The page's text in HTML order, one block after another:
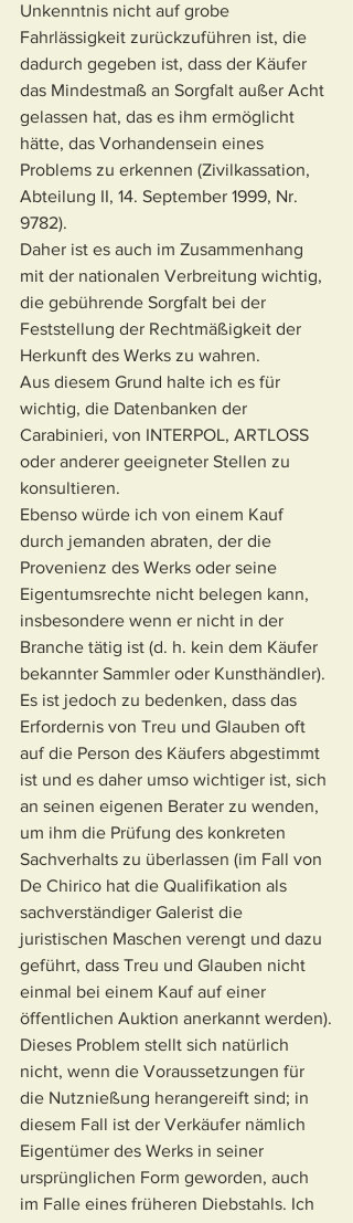
Unkenntnis nicht auf grobe
Fahrlässigkeit zurückzuführen ist, die
dadurch gegeben ist, dass der Käufer
das Mindestmaß an Sorgfalt außer Acht
gelassen hat, das es ihm ermöglicht
hätte, das Vorhandensein eines
Problems zu erkennen (Zivilkassation,
Abteilung II, 14. September 1999, Nr.
9782).
Daher ist es auch im Zusammenhang
mit der nationalen Verbreitung wichtig,
die gebührende Sorgfalt bei der
Feststellung der Rechtmäßigkeit der
Herkunft des Werks zu wahren.
Aus diesem Grund halte ich es für
wichtig, die Datenbanken der
Carabinieri, von INTERPOL, ARTLOSS
oder anderer geeigneter Stellen zu
konsultieren.
Ebenso würde ich von einem Kauf
durch jemanden abraten, der die
Provenienz des Werks oder seine
Eigentumsrechte nicht belegen kann,
insbesondere wenn er nicht in der
Branche tätig ist (d. h. kein dem Käufer
bekannter Sammler oder Kunsthändler).
Es ist jedoch zu bedenken, dass das
Erfordernis von Treu und Glauben oft
auf die Person des Käufers abgestimmt
ist und es daher umso wichtiger ist, sich
an seinen eigenen Berater zu wenden,
um ihm die Prüfung des konkreten
Sachverhalts zu überlassen (im Fall von
De Chirico hat die Qualifikation als
sachverständiger Galerist die
juristischen Maschen verengt und dazu
geführt, dass Treu und Glauben nicht
einmal bei einem Kauf auf einer
öffentlichen Auktion anerkannt werden).
Dieses Problem stellt sich natürlich
nicht, wenn die Voraussetzungen für
die Nutznießung herangereift sind; in
diesem Fall ist der Verkäufer nämlich
Eigentümer des Werks in seiner
ursprünglichen Form geworden, auch
im Falle eines früheren Diebstahls. Ich